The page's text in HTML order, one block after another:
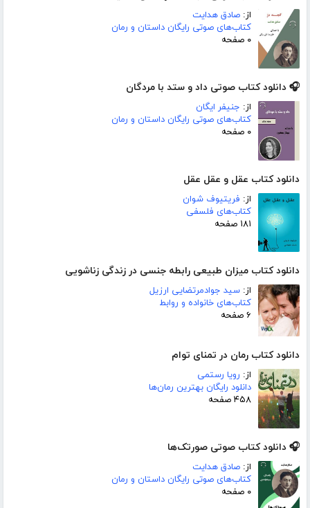
از: صادق هدایت
کتاب‌های صوتی رایگان داستان و رمان
۰ صفحه
🎧 دانلود کتاب صوتی داد و ستد با مردگان
از: جنیفر ایگان
کتاب‌های صوتی رایگان داستان و رمان
۰ صفحه
دانلود کتاب عقل و عقل عقل
از: فریتیوف شوان
کتاب‌های فلسفی
۱۸۱ صفحه
دانلود کتاب میزان طبیعی رابطه جنسی در زندگی زناشویی
از: سید جوادمرتضایی ارزیل
کتاب‌های خانواده و روابط
۶ صفحه
دانلود کتاب رمان در تمنای توام
از: رویا رستمی
دانلود رایگان بهترین رمان‌ها
۴۵۸ صفحه
🎧 دانلود کتاب صوتی صورتک‌ها
از: صادق هدایت
کتاب‌های صوتی رایگان داستان و رمان
۰ صفحه